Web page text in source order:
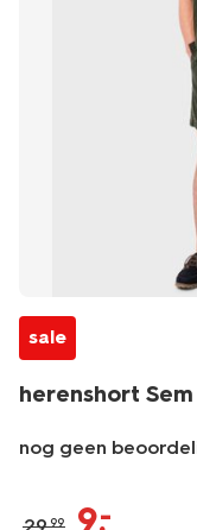
sale
herenshort
nog geen
29.99 9.–